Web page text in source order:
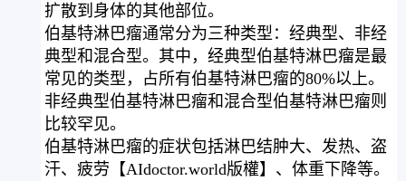
扩散到身体的其他部位。
伯基特淋巴瘤通常分为三种类型：经典型、非经
典型和混合型。其中，经典型伯基特淋巴瘤是最
常见的类型，占所有伯基特淋巴瘤的80%以上。
非经典型伯基特淋巴瘤和混合型伯基特淋巴瘤则
比较罕见。
伯基特淋巴瘤的症状包括淋巴结肿大、发热、盗
汗、疲劳【AIdoctor.world版權】、体重下降等。